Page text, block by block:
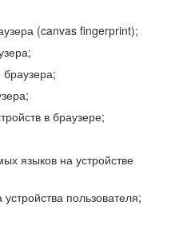
(canvas fingerprint);
в браузере;
языков на устройстве
пользователя;